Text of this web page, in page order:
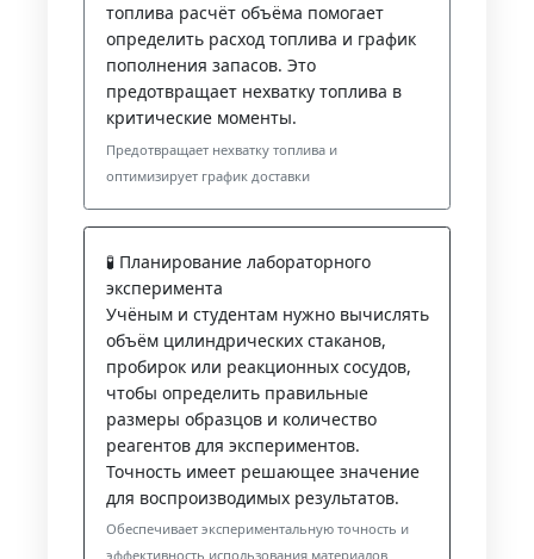
топлива расчёт объёма помогает
определить расход топлива и график
пополнения запасов. Это
предотвращает нехватку топлива в
критические моменты.
Предотвращает нехватку топлива и
оптимизирует график доставки
🧪 Планирование лабораторного
эксперимента
Учёным и студентам нужно вычислять
объём цилиндрических стаканов,
пробирок или реакционных сосудов,
чтобы определить правильные
размеры образцов и количество
реагентов для экспериментов.
Точность имеет решающее значение
для воспроизводимых результатов.
Обеспечивает экспериментальную точность и
эффективность использования материалов